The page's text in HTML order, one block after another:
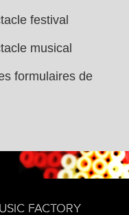
festival
musical
formulaires de
FACTORY